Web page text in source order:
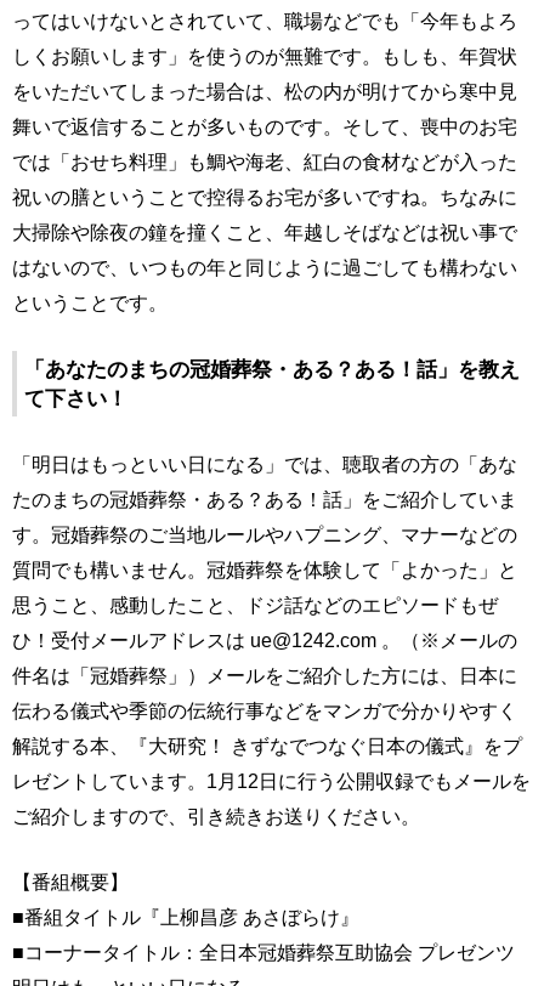
ってはいけないとされていて、職場などでも「今年もよろ
しくお願いします」を使うのが無難です。もしも、年賀状
をいただいてしまった場合は、松の内が明けてから寒中見
舞いで返信することが多いものです。そして、喪中のお宅
では「おせち料理」も鯛や海老、紅白の食材などが入った
祝いの膳ということで控得るお宅が多いですね。ちなみに
大掃除や除夜の鐘を撞くこと、年越しそばなどは祝い事で
はないので、いつもの年と同じように過ごしても構わない
ということです。
「あなたのまちの冠婚葬祭・ある？ある！話」を教え
て下さい！
「明日はもっといい日になる」では、聴取者の方の「あな
たのまちの冠婚葬祭・ある？ある！話」をご紹介していま
す。冠婚葬祭のご当地ルールやハプニング、マナーなどの
質問でも構いません。冠婚葬祭を体験して「よかった」と
思うこと、感動したこと、ドジ話などのエピソードもぜ
ひ！受付メールアドレスは ue@1242.com 。（※メールの
件名は「冠婚葬祭」）メールをご紹介した方には、日本に
伝わる儀式や季節の伝統行事などをマンガで分かりやすく
解説する本、『大研究！ きずなでつなぐ日本の儀式』をプ
レゼントしています。1月12日に行う公開収録でもメールを
ご紹介しますので、引き続きお送りください。
【番組概要】
■番組タイトル『上柳昌彦 あさぼらけ』
■コーナータイトル：全日本冠婚葬祭互助協会 プレゼンツ